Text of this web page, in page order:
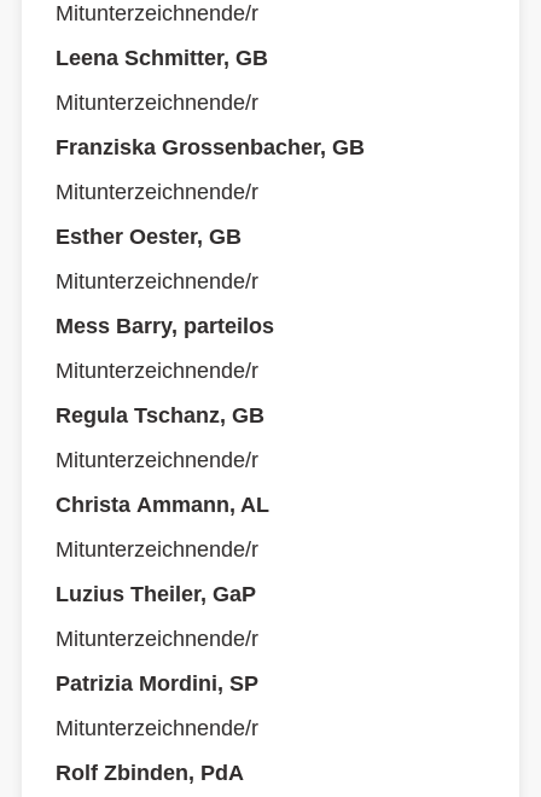
Mitunterzeichnende/r
Leena Schmitter, GB
Mitunterzeichnende/r
Franziska Grossenbacher, GB
Mitunterzeichnende/r
Esther Oester, GB
Mitunterzeichnende/r
Mess Barry, parteilos
Mitunterzeichnende/r
Regula Tschanz, GB
Mitunterzeichnende/r
Christa Ammann, AL
Mitunterzeichnende/r
Luzius Theiler, GaP
Mitunterzeichnende/r
Patrizia Mordini, SP
Mitunterzeichnende/r
Rolf Zbinden, PdA